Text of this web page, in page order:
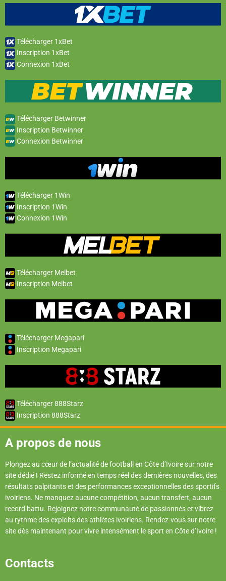
Télécharger 1xBet
Inscription 1xBet
Connexion 1xBet
Télécharger Betwinner
Inscription Betwinner
Connexion Betwinner
Télécharger 1Win
Inscription 1Win
Connexion 1Win
Télécharger Melbet
Inscription Melbet
Télécharger Megapari
Inscription Megapari
Télécharger 888Starz
Inscription 888Starz
A propos de nous
Plongez au cœur de l’actualité de football en Côte d’Ivoire sur notre
site dédié ! Restez informé en temps réel des dernières nouvelles, des
résultats palpitants et des performances exceptionnelles des sportifs
ivoiriens. Ne manquez aucune compétition, aucun transfert, aucun
record battu. Rejoignez notre communauté de passionnés et vibrez
au rythme des exploits des athlètes ivoiriens. Rendez-vous sur notre
site dès maintenant pour vivre intensément le sport en Côte d’Ivoire !
Contacts